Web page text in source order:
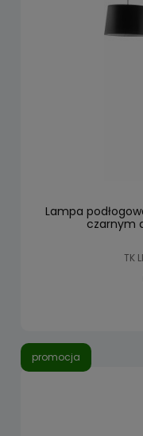
Lampa
czarnym
TK
promocja